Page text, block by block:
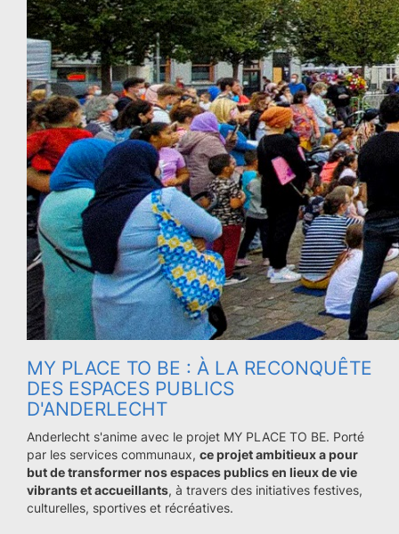
MY PLACE TO BE : À LA RECONQUÊTE
DES ESPACES PUBLICS
D'ANDERLECHT
Anderlecht s'anime avec le projet MY PLACE TO BE. Porté
par les services communaux, ce projet ambitieux a pour
but de transformer nos espaces publics en lieux de vie
vibrants et accueillants, à travers des initiatives festives,
culturelles, sportives et récréatives.